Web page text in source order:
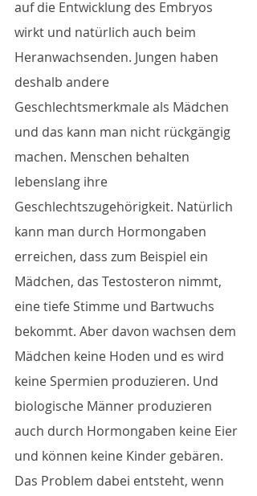
auf die Entwicklung des Embryos
wirkt und natürlich auch beim
Heranwachsenden. Jungen haben
deshalb andere
Geschlechtsmerkmale als Mädchen
und das kann man nicht rückgängig
machen. Menschen behalten
lebenslang ihre
Geschlechtszugehörigkeit. Natürlich
kann man durch Hormongaben
erreichen, dass zum Beispiel ein
Mädchen, das Testosteron nimmt,
eine tiefe Stimme und Bartwuchs
bekommt. Aber davon wachsen dem
Mädchen keine Hoden und es wird
keine Spermien produzieren. Und
biologische Männer produzieren
auch durch Hormongaben keine Eier
und können keine Kinder gebären.
Das Problem dabei entsteht, wenn